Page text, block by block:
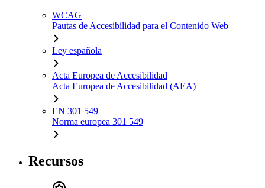
WCAG
Pautas de Accesibilidad para el Contenido Web
Ley española
Acta Europea de Accesibilidad
Acta Europea de Accesibilidad (AEA)
EN 301 549
Norma europea 301 549
Recursos